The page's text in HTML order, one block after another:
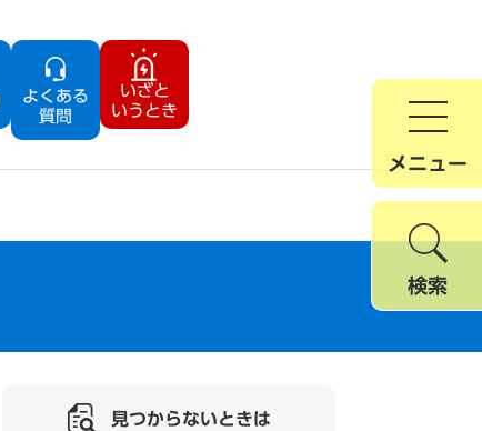
よくある
質問
いざと
いうとき
メニュー
検索
見つからないときは